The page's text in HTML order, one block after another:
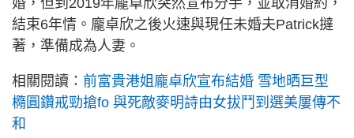
結束6年情。龐卓欣之後火速與現任未婚夫Patrick撻
著，準備成為人妻。
相關閱讀： 前富貴港姐龐卓欣宣布結婚 雪地晒巨型
橢圓鑽戒勁搶fo 與死敵麥明詩由女拔鬥到選美屢傳不
和